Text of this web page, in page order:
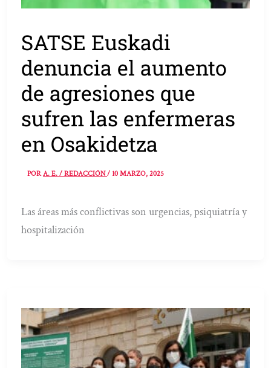
SATSE Euskadi
denuncia el aumento
de agresiones que
sufren las enfermeras
en Osakidetza
PORA. E. / REDACCIÓN/10 MARZO, 2025
Las áreas más conflictivas son urgencias, psiquiatría y
hospitalización